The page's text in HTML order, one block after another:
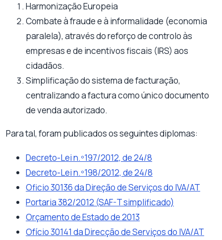
Harmonização Europeia
Combate à fraude e à informalidade (economia
paralela), através do reforço de controlo às
empresas e de incentivos fiscais (IRS) aos
cidadãos.
Simplificação do sistema de facturação,
centralizando a factura como único documento
de venda autorizado.
Para tal, foram publicados os seguintes diplomas:
Decreto-Lei n.º197/2012, de 24/8
Decreto-Lei n.º198/2012, de 24/8
Oficio 30136 da Direção de Serviços do IVA/AT
Portaria 382/2012 (SAF-T simplificado)
Orçamento de Estado de 2013
Ofício 30141 da Direcção de Serviços do IVA/AT